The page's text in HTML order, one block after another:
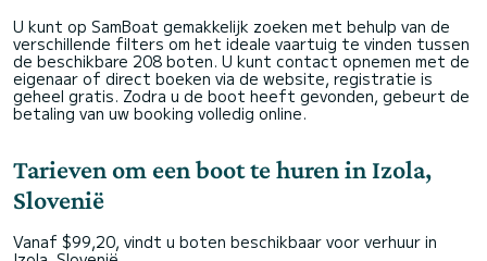
U kunt op SamBoat gemakkelijk zoeken met behulp van de
verschillende filters om het ideale vaartuig te vinden tussen
de beschikbare 208 boten. U kunt contact opnemen met de
eigenaar of direct boeken via de website, registratie is
geheel gratis. Zodra u de boot heeft gevonden, gebeurt de
betaling van uw booking volledig online.
Tarieven om een boot te huren in Izola,
Slovenië
Vanaf $99,20, vindt u boten beschikbaar voor verhuur in